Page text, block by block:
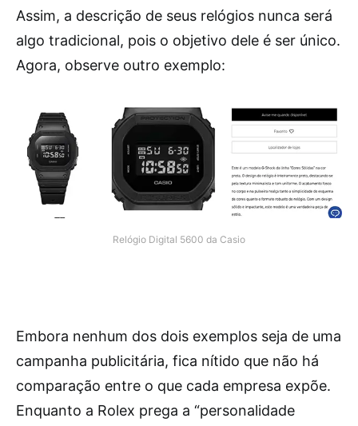
Assim, a descrição de seus relógios nunca será
algo tradicional, pois o objetivo dele é ser único.
Agora, observe outro exemplo:
Relógio Digital 5600 da Casio
Embora nenhum dos dois exemplos seja de uma
campanha publicitária, fica nítido que não há
comparação entre o que cada empresa expõe.
Enquanto a Rolex prega a “personalidade